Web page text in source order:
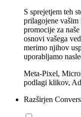
S sprejetjem teh
prilagojene vašim
promocije za
osnovi vašega
merimo njihov
uporabljamo
Meta-Pixel,
podlagi klikov,
Razširjen